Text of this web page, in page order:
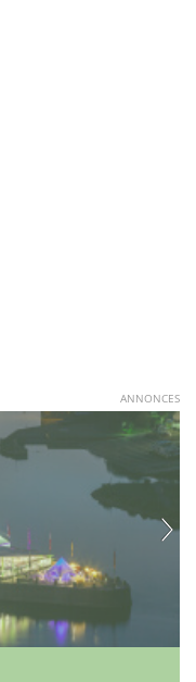
ANNONCES